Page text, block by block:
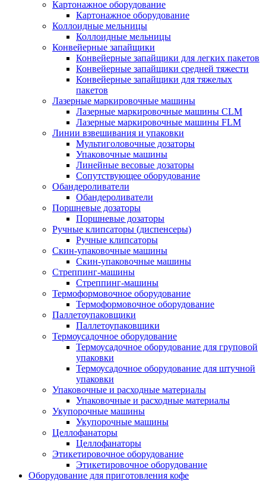
Картонажное оборудование
Картонажное оборудование
Коллоидные мельницы
Коллоидные мельницы
Конвейерные запайщики
Конвейерные запайщики для легких пакетов
Конвейерные запайщики средней тяжести
Конвейерные запайщики для тяжелых
пакетов
Лазерные маркировочные машины
Лазерные маркировочные машины CLM
Лазерные маркировочные машины FLM
Линии взвешивания и упаковки
Мультиголовочные дозаторы
Упаковочные машины
Линейные весовые дозаторы
Сопутствующее оборудование
Обандероливатели
Обандероливатели
Поршневые дозаторы
Поршневые дозаторы
Ручные клипсаторы (диспенсеры)
Ручные клипсаторы
Скин-упаковочные машины
Скин-упаковочные машины
Стреппинг-машины
Стреппинг-машины
Термоформовочное оборудование
Термоформовочное оборудование
Паллетоупаковщики
Паллетоупаковщики
Термоусадочное оборудование
Термоусадочное оборудование для груповой
упаковки
Термоусадочное оборудование для штучной
упаковки
Упаковочные и расходные материалы
Упаковочные и расходные материалы
Укупорочные машины
Укупорочные машины
Целлофанаторы
Целлофанаторы
Этикетировочное оборудование
Этикетировочное оборудование
Оборудование для приготовления кофе